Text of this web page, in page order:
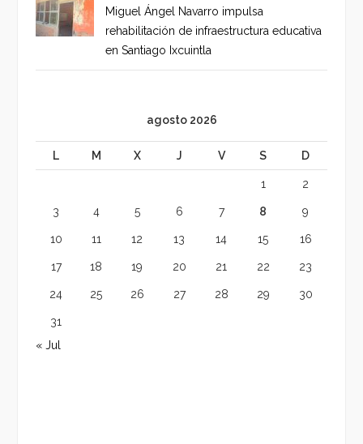
Miguel Ángel Navarro impulsa
rehabilitación de infraestructura educativa
en Santiago Ixcuintla
agosto 2026
L M X J V S D
1 2
3 4 5 6 7 8 9
10 11 12 13 14 15 16
17 18 19 20 21 22 23
24 25 26 27 28 29 30
31
« Jul